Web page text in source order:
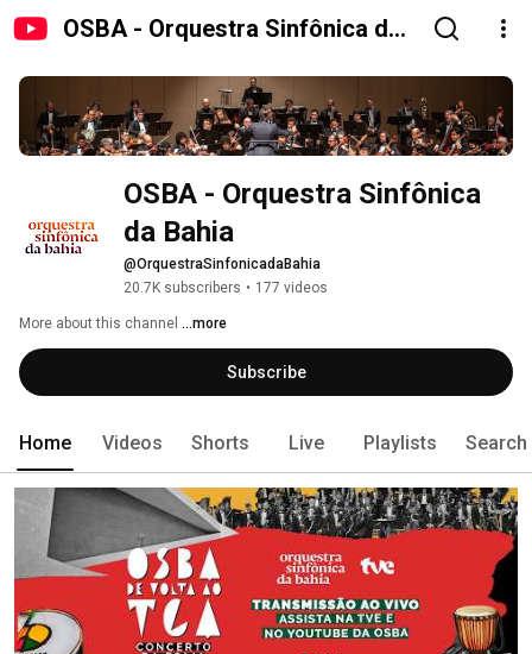
OSBA - Orquestra Sinfônica da
OSBA - Orquestra Sinfônica
da Bahia
@OrquestraSinfonicadaBahia
20.7K subscribers • 177 videos
More about this channel ...more
Subscribe
Home Videos Shorts Live Playlists Search